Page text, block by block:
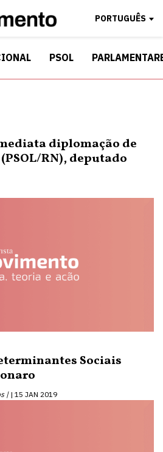
PORTUGUÊS
PSOL
diplomação de
RN), deputado
Sociais
| 15 JAN 2019